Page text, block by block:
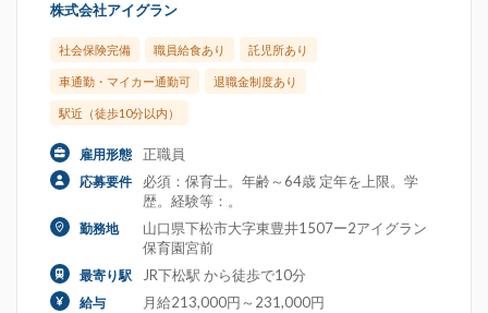
株式会社アイグラン
社会保険完備 職員給食あり 託児所あり
車通勤・マイカー通勤可 退職金制度あり
駅近（徒歩10分以内）
雇用形態 正職員
応募要件
必須：保育士。年齢～64歳 定年を上限。学
歴。経験等：。
勤務地
山口県下松市大字東豊井1507ー2アイグラン
保育園宮前
最寄り駅 JR下松駅 から徒歩で10分
給与 月給213,000円～231,000円